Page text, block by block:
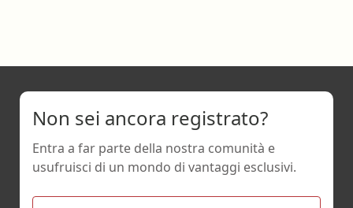
Non sei ancora registrato?
Entra a far parte della nostra comunità e
usufruisci di un mondo di vantaggi esclusivi.